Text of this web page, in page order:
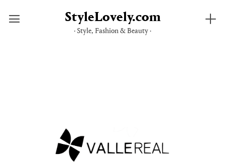
StyleLovely.com
· Style, Fashion & Beauty ·